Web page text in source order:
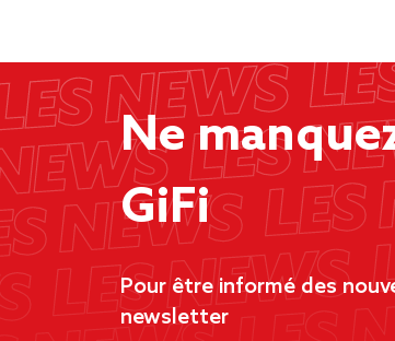
Ne
GiFi
Pour être informé des
newsletter